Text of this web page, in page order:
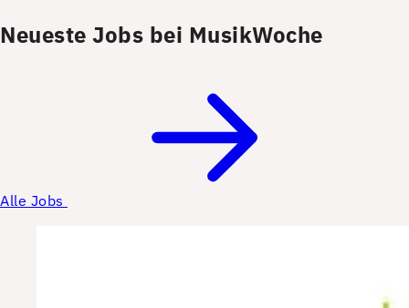
Neueste Jobs bei MusikWoche
Alle Jobs